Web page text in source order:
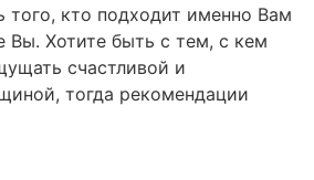
того, кто подходит именно Вам
Вы. Хотите быть с тем, с кем
счастливой и
тогда рекомендации